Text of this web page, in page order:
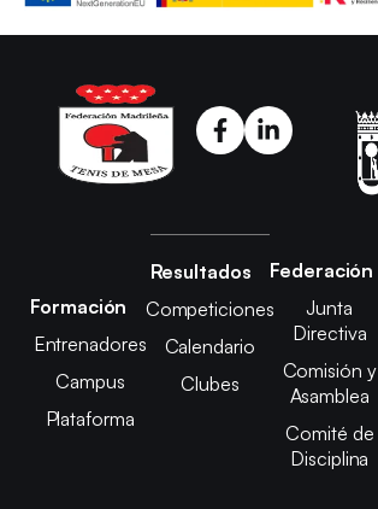
Formación
Entrenadores
Campus
Plataforma
Resultados
Competiciones
Calendario
Clubes
Federación
Junta
Directiva
Comisión y
Asamblea
Comité de
Disciplina